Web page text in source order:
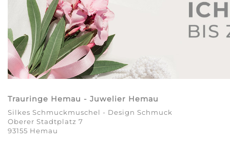
Trauringe Hemau - Juwelier Hemau
Silkes Schmuckmuschel - Design Schmuck
Oberer Stadtplatz 7
93155 Hemau